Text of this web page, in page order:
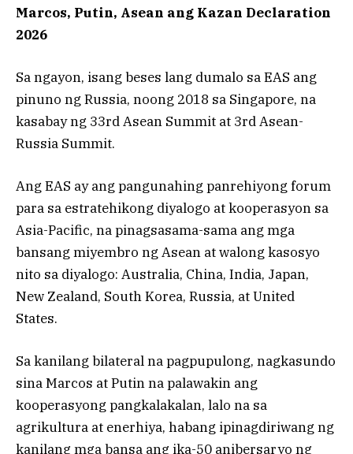
Marcos, Putin, Asean ang Kazan Declaration
2026
Sa ngayon, isang beses lang dumalo sa EAS ang
pinuno ng Russia, noong 2018 sa Singapore, na
kasabay ng 33rd Asean Summit at 3rd Asean-
Russia Summit.
Ang EAS ay ang pangunahing panrehiyong forum
para sa estratehikong diyalogo at kooperasyon sa
Asia-Pacific, na pinagsasama-sama ang mga
bansang miyembro ng Asean at walong kasosyo
nito sa diyalogo: Australia, China, India, Japan,
New Zealand, South Korea, Russia, at United
States.
Sa kanilang bilateral na pagpupulong, nagkasundo
sina Marcos at Putin na palawakin ang
kooperasyong pangkalakalan, lalo na sa
agrikultura at enerhiya, habang ipinagdiriwang ng
kanilang mga bansa ang ika-50 anibersaryo ng